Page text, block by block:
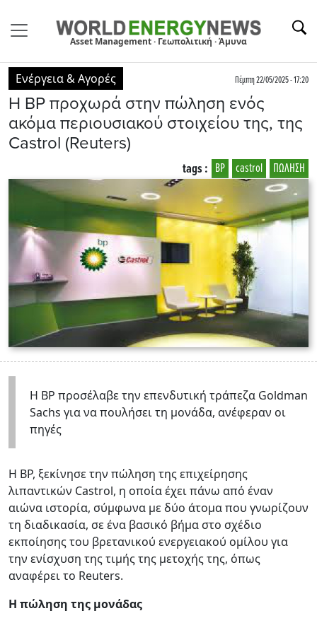
Asset Management · Γεωπολιτική · Άμυνα
Ενέργεια & Αγορές Πέμπτη 22/05/2025 - 17:20
Η BP προχωρά στην πώληση ενός
ακόμα περιουσιακού στοιχείου της, της
Castrol (Reuters)
ΠΩΛΗΣΗ
castrol
BP
tags :
Η BP προσέλαβε την επενδυτική τράπεζα Goldman
Sachs για να πουλήσει τη μονάδα, ανέφεραν οι
πηγές
Η BP, ξεκίνησε την πώληση της επιχείρησης
λιπαντικών Castrol, η οποία έχει πάνω από έναν
αιώνα ιστορία, σύμφωνα με δύο άτομα που γνωρίζουν
τη διαδικασία, σε ένα βασικό βήμα στο σχέδιο
εκποίησης του βρετανικού ενεργειακού ομίλου για
την ενίσχυση της τιμής της μετοχής της, όπως
αναφέρει το Reuters.
Η πώληση της μονάδας